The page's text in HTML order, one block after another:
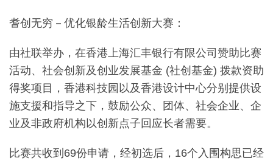
耆创无穷－优化银龄生活创新大赛：
由社联举办，在香港上海汇丰银行有限公司赞助比赛
活动、社会创新及创业发展基金 (社创基金) 拨款资助
得奖项目，香港科技园以及香港设计中心分别提供设
施支援和指导之下，鼓励公众、团体、社会企业、企
业及非政府机构以创新点子回应长者需要。
比赛共收到69份申请，经初选后，16个入围构思已经